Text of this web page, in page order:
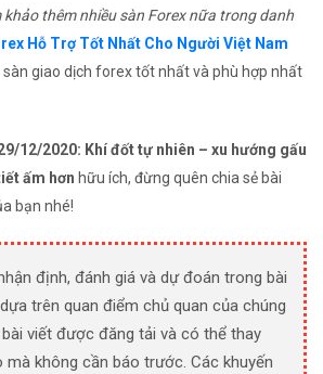
thêm nhiều sàn Forex nữa trong danh
Hỗ Trợ Tốt Nhất Cho Người Việt Nam
sàn giao dịch forex tốt nhất và phù hợp nhất
12/2020: Khí đốt tự nhiên – xu hướng gấu
ấm hơn hữu ích, đừng quên chia sẻ bài
bạn nhé!
định, đánh giá và dự đoán trong bài
trên quan điểm chủ quan của chúng
viết được đăng tải và có thể thay
mà không cần báo trước. Các khuyến